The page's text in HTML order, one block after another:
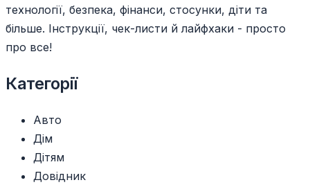
технології, безпека, фінанси, стосунки, діти та
більше. Інструкції, чек-листи й лайфхаки - просто
про все!
Категорії
Авто
Дім
Дітям
Довідник